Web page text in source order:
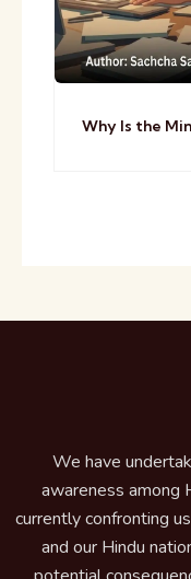
Why Is the
We have
awareness among
currently confronting
and our Hindu